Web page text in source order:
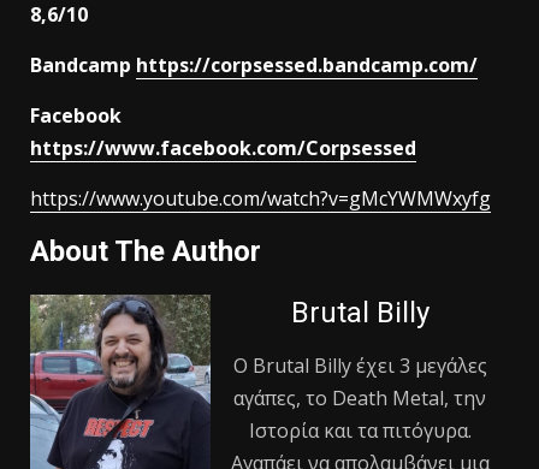
8,6/10
Bandcamp https://corpsessed.bandcamp.com/
Facebook
https://www.facebook.com/Corpsessed
https://www.youtube.com/watch?v=gMcYWMWxyfg
About The Author
Brutal Billy
Ο Βrutal Βilly έχει 3 μεγάλες
αγάπες, το Death Metal, την
Ιστορία και τα πιτόγυρα.
Αγαπάει να απολαμβάνει μια